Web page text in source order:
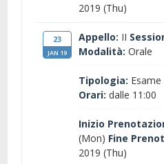
2019 (Thu)
23
JAN 19
Appello: II
Modalità: Orale
Tipologia: Esame
Orari: dalle 11:00
Inizio
(Mon) Fine
2019 (Thu)